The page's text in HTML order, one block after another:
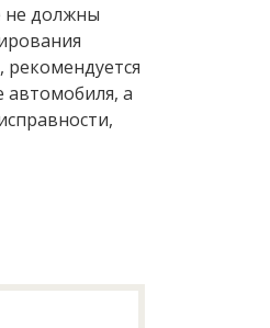
не должны
рекомендуется
автомобиля, а